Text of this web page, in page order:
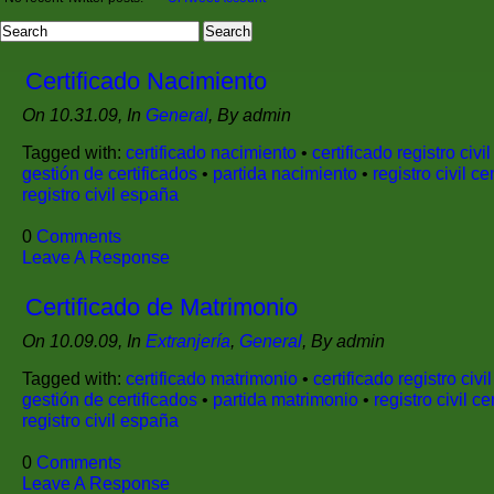
Certificado Nacimiento
On 10.31.09, In General, By admin
Tagged with: certificado nacimiento • certificado registro
gestión de certificados • partida nacimiento • registro civil
registro civil españa
0 Comments
Leave A Response
Certificado de Matrimonio
On 10.09.09, In Extranjería, General, By admin
Tagged with: certificado matrimonio • certificado registro
gestión de certificados • partida matrimonio • registro civil
registro civil españa
0 Comments
Leave A Response